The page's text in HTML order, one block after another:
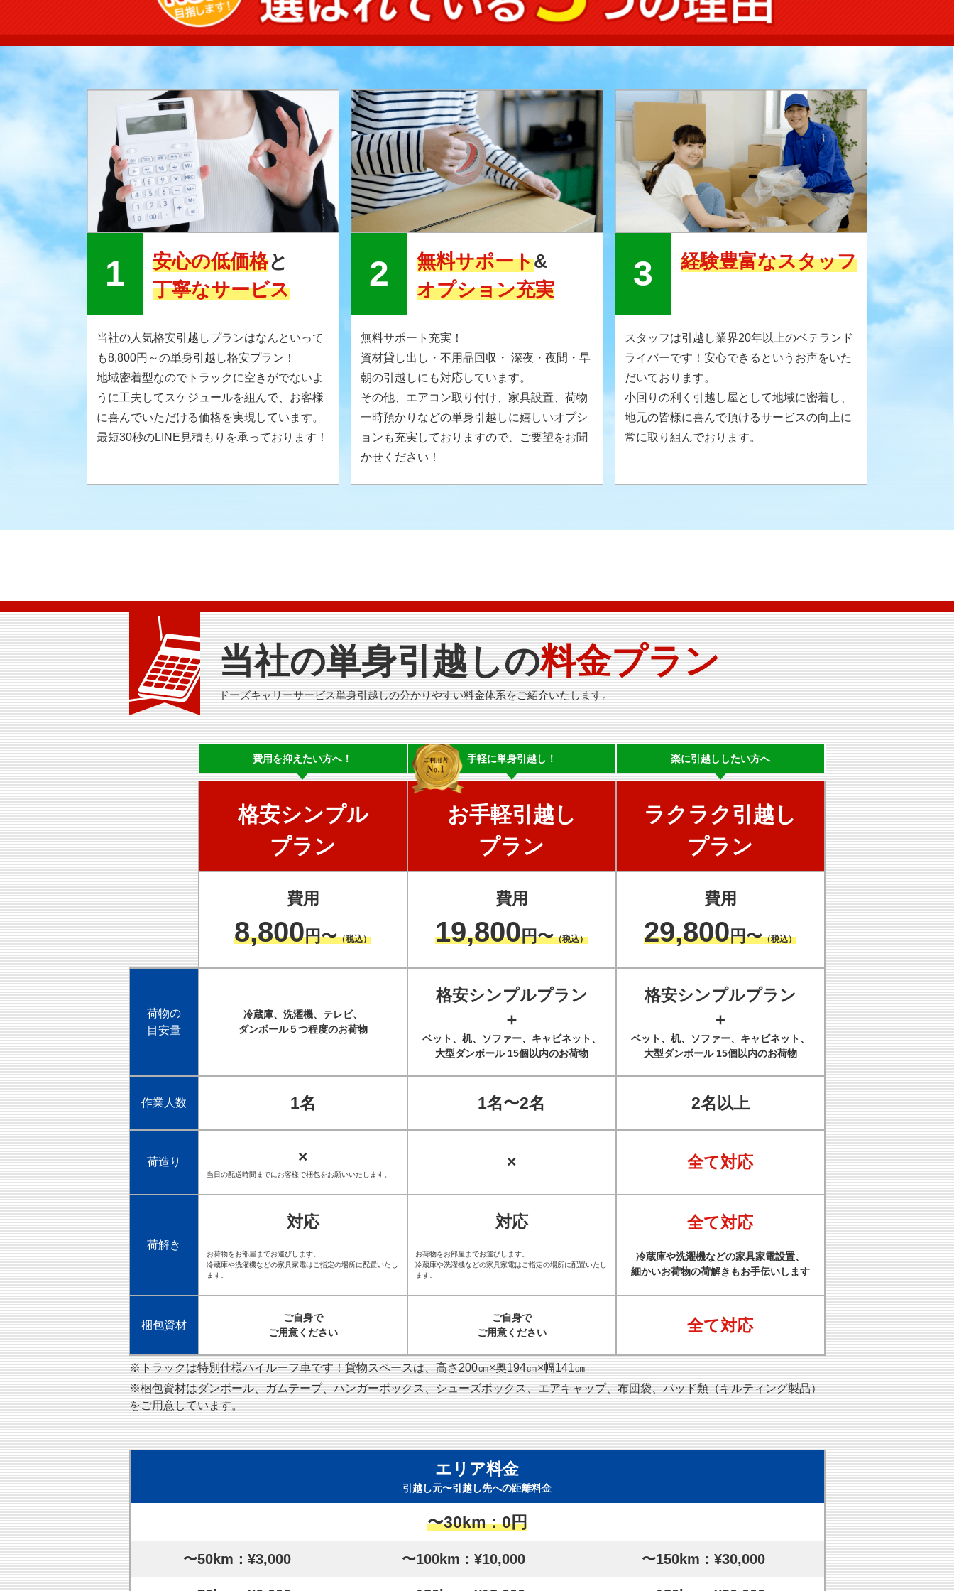
安心の低価格と
丁寧なサービス
当社の人気格安引越しプランはなんといって
も8,800円～の単身引越し格安プラン！
地域密着型なのでトラックに空きがでないよ
うに工夫してスケジュールを組んで、お客様
に喜んでいただける価格を実現しています。
最短30秒のLINE見積もりを承っております！
無料サポート&
オプション充実
無料サポート充実！
資材貸し出し・不用品回収・ 深夜・夜間・早
朝の引越しにも対応しています。
その他、エアコン取り付け、家具設置、荷物
一時預かりなどの単身引越しに嬉しいオプシ
ョンも充実しておりますので、ご要望をお聞
かせください！
経験豊富なスタッフ
スタッフは引越し業界20年以上のベテランド
ライバーです！安心できるというお声をいた
だいております。
小回りの利く引越し屋として地域に密着し、
地元の皆様に喜んで頂けるサービスの向上に
常に取り組んでおります。
当社の単身引越しの料金プラン
ドーズキャリーサービス単身引越しの分かりやすい料金体系をご紹介いたします。
費用を抑えたい方へ！ 手軽に単身引越し！ 楽に引越ししたい方へ
格安シンプル
プラン
お手軽引越し
プラン
ラクラク 引越し
プラン
費用
8,800円〜（税込）
費用
19,800円〜（税込）
費用
29,800円〜（税込）
荷物の
目安量
冷蔵庫、洗濯機、テレビ、
ダンボール５つ程度のお荷物
格安シンプルプラン
＋
ベット、机、ソファー、キャビネット、
大型ダンボール 15個以内のお荷物
格安シンプルプラン
＋
ベット、机、ソファー、キャビネット、
大型ダンボール 15個以内のお荷物
作業人数 1名 1名〜2名 2名以上
荷造り ×
当日の配送時間までにお客様で梱包をお願いいたします。
× 全て対応
荷解き
対応
お荷物をお部屋までお運びします。
冷蔵庫や洗濯機などの家具家電はご指定の場所に配置いたし
ます。
対応
お荷物をお部屋までお運びします。
冷蔵庫や洗濯機などの家具家電はご指定の場所に配置いたし
ます。
全て対応
冷蔵庫や洗濯機などの家具家電設置、
細かいお荷物の荷解きもお手伝いします
梱包資材
ご自身で
ご用意ください
ご自身で
ご用意ください
全て対応
※トラックは特別仕様ハイルーフ車です！貨物スペースは、高さ200㎝×奥194㎝×幅141㎝
※梱包資材はダンボール、ガムテープ、ハンガーボックス、シューズボックス、エアキャップ、布団袋、パッド類（キルティング製品）
をご用意しています。
エリア料金
引越し元〜引越し先への距離料金
〜30km：0円
〜50km：¥3,000 〜100km：¥10,000 〜150km：¥30,000